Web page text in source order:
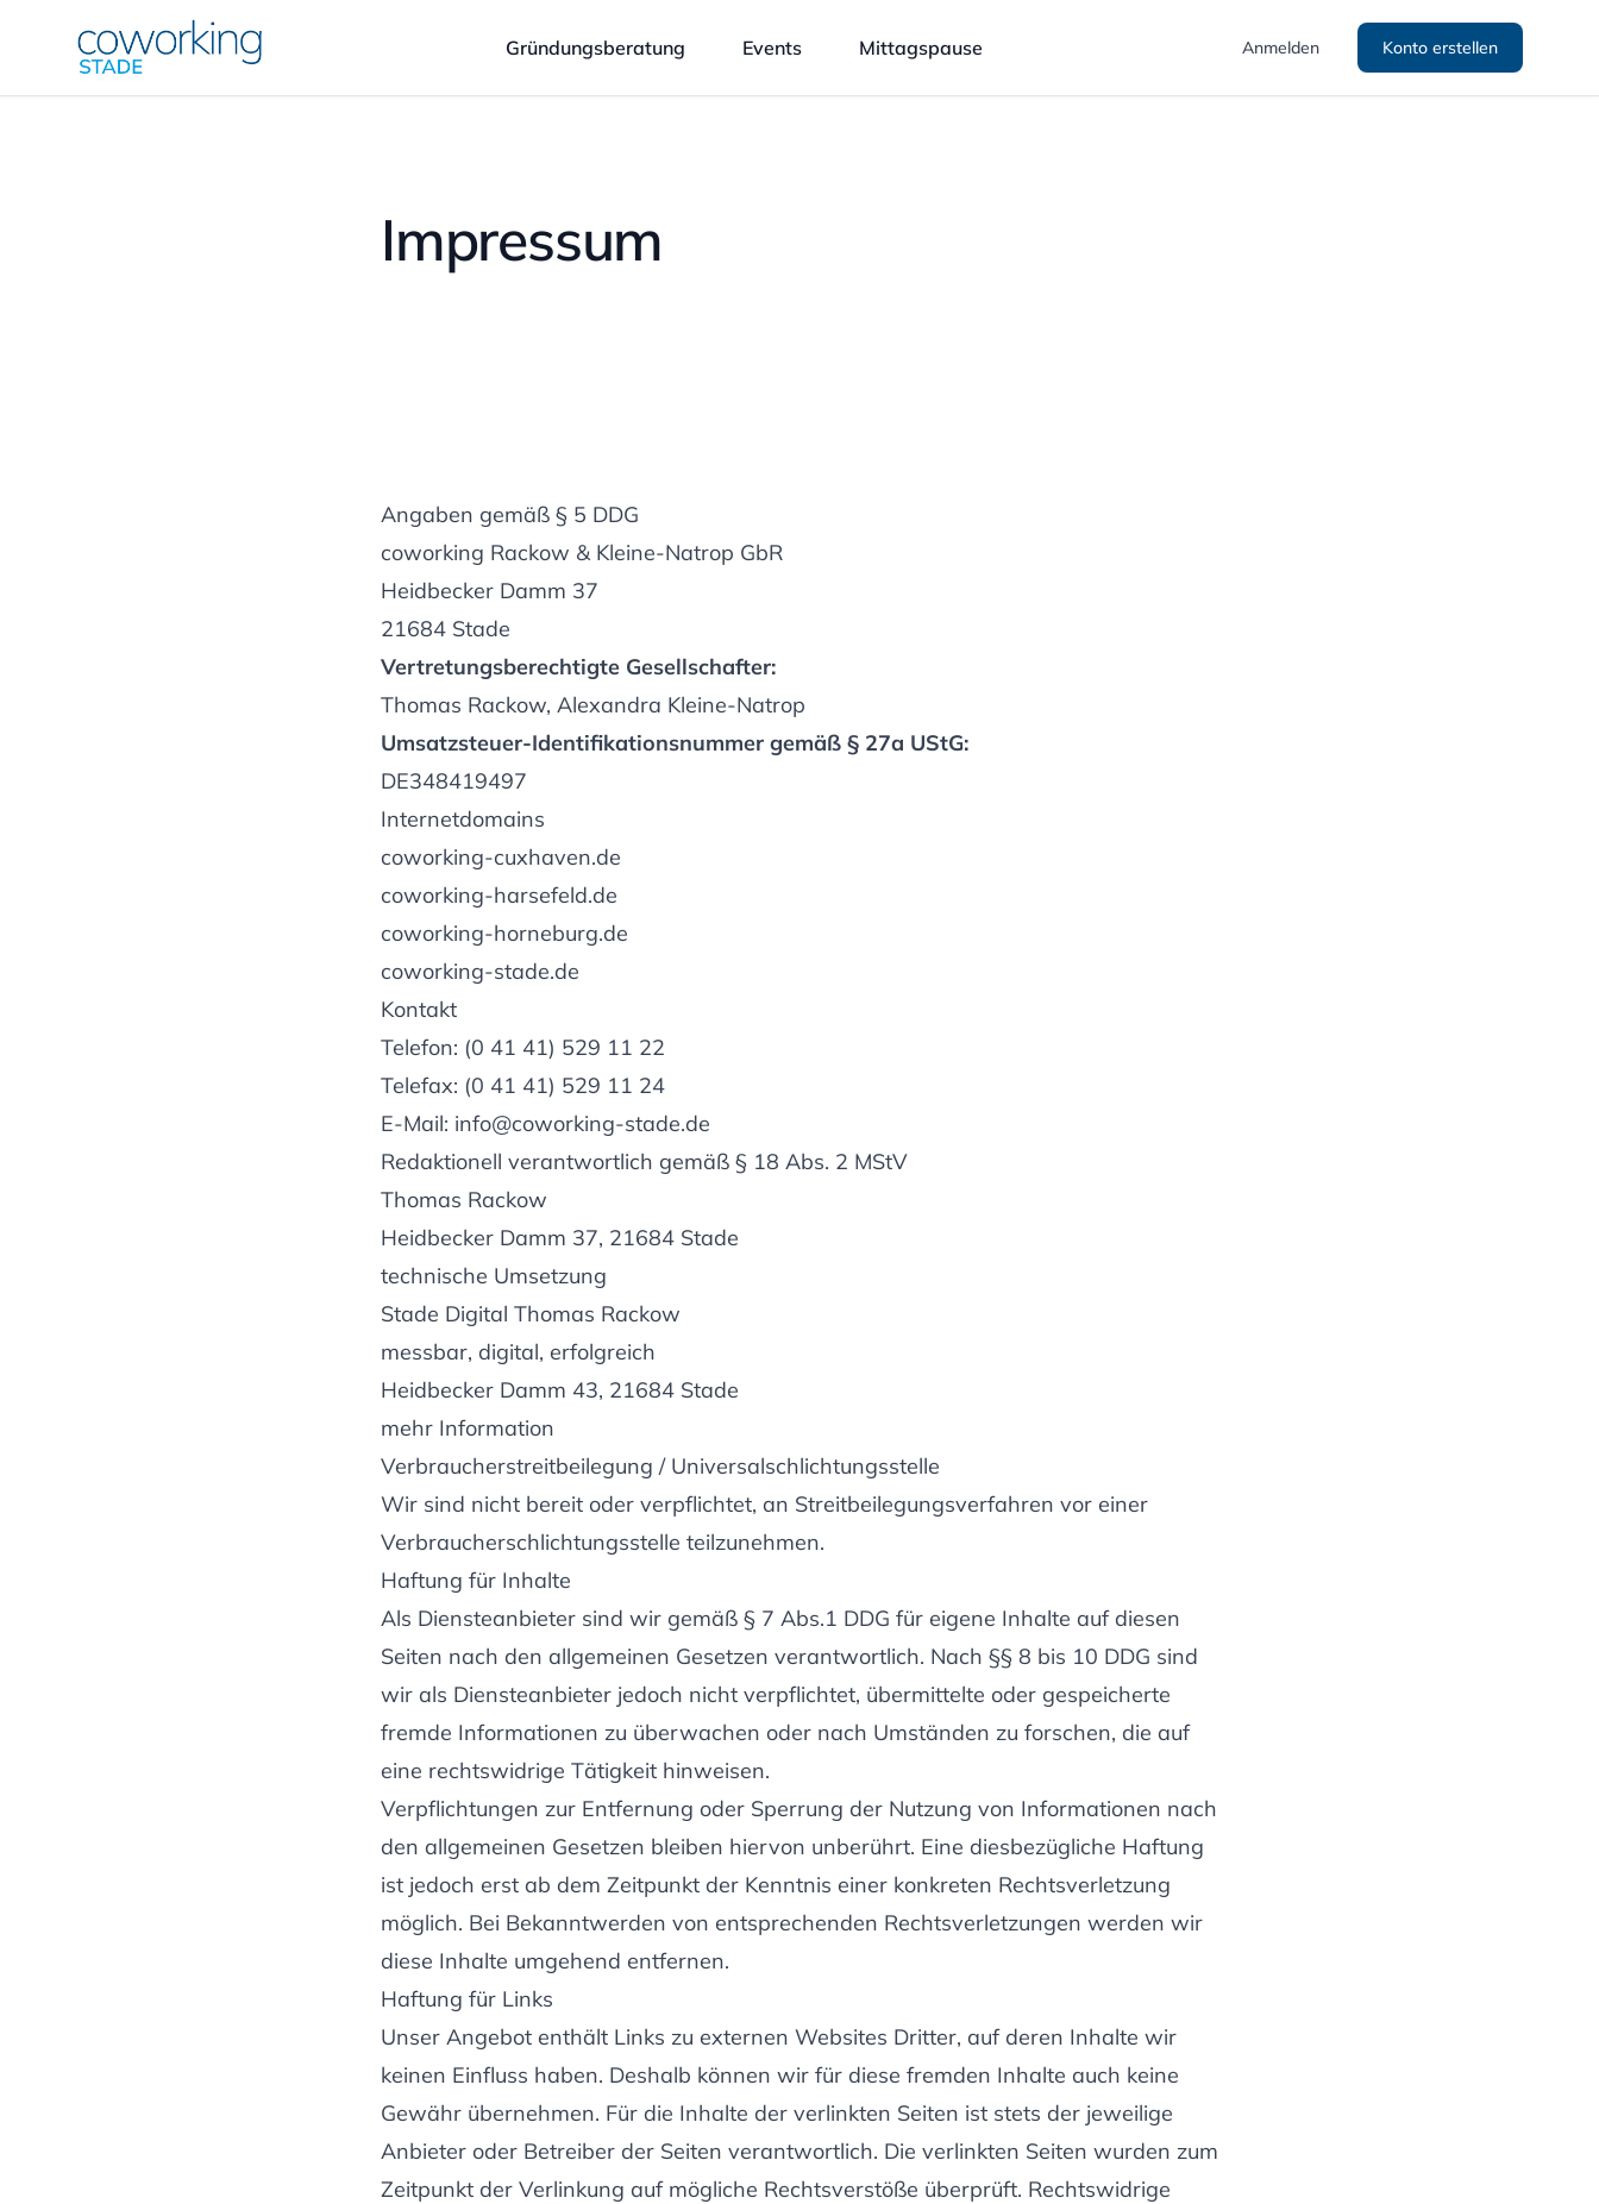
Gründungsberatung Events Mittagspause Anmelden Konto erstellen
Impressum
Angaben gemäß § 5 DDG
coworking Rackow & Kleine-Natrop GbR
Heidbecker Damm 37
21684 Stade
Vertretungsberechtigte Gesellschafter:
Thomas Rackow, Alexandra Kleine-Natrop
Umsatzsteuer-Identifikationsnummer gemäß § 27a UStG:
DE348419497
Internetdomains
coworking-cuxhaven.de
coworking-harsefeld.de
coworking-horneburg.de
coworking-stade.de
Kontakt
Telefon: (0 41 41) 529 11 22
Telefax: (0 41 41) 529 11 24
E-Mail: info@coworking-stade.de
Redaktionell verantwortlich gemäß § 18 Abs. 2 MStV
Thomas Rackow
Heidbecker Damm 37, 21684 Stade
technische Umsetzung
Stade Digital Thomas Rackow
messbar, digital, erfolgreich
Heidbecker Damm 43, 21684 Stade
mehr Information
Verbraucherstreitbeilegung / Universalschlichtungsstelle
Wir sind nicht bereit oder verpflichtet, an Streitbeilegungsverfahren vor einer
Verbraucherschlichtungsstelle teilzunehmen.
Haftung für Inhalte
Als Diensteanbieter sind wir gemäß § 7 Abs.1 DDG für eigene Inhalte auf diesen
Seiten nach den allgemeinen Gesetzen verantwortlich. Nach §§ 8 bis 10 DDG sind
wir als Diensteanbieter jedoch nicht verpflichtet, übermittelte oder gespeicherte
fremde Informationen zu überwachen oder nach Umständen zu forschen, die auf
eine rechtswidrige Tätigkeit hinweisen.
Verpflichtungen zur Entfernung oder Sperrung der Nutzung von Informationen nach
den allgemeinen Gesetzen bleiben hiervon unberührt. Eine diesbezügliche Haftung
ist jedoch erst ab dem Zeitpunkt der Kenntnis einer konkreten Rechtsverletzung
möglich. Bei Bekanntwerden von entsprechenden Rechtsverletzungen werden wir
diese Inhalte umgehend entfernen.
Haftung für Links
Unser Angebot enthält Links zu externen Websites Dritter, auf deren Inhalte wir
keinen Einfluss haben. Deshalb können wir für diese fremden Inhalte auch keine
Gewähr übernehmen. Für die Inhalte der verlinkten Seiten ist stets der jeweilige
Anbieter oder Betreiber der Seiten verantwortlich. Die verlinkten Seiten wurden zum
Zeitpunkt der Verlinkung auf mögliche Rechtsverstöße überprüft. Rechtswidrige